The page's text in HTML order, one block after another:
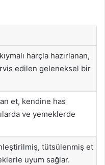
harçla hazırlanan,
edilen geleneksel bir
et, kendine has
ve yemeklerde
tütsülenmiş et
uyum sağlar.